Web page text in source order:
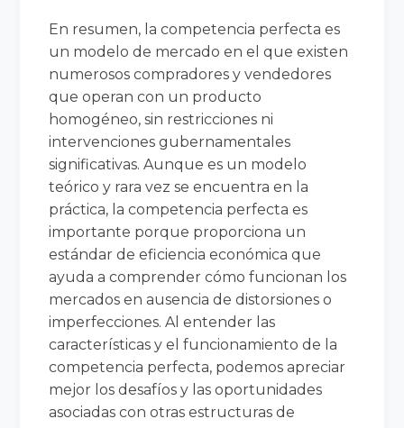
En resumen, la competencia perfecta es
un modelo de mercado en el que existen
numerosos compradores y vendedores
que operan con un producto
homogéneo, sin restricciones ni
intervenciones gubernamentales
significativas. Aunque es un modelo
teórico y rara vez se encuentra en la
práctica, la competencia perfecta es
importante porque proporciona un
estándar de eficiencia económica que
ayuda a comprender cómo funcionan los
mercados en ausencia de distorsiones o
imperfecciones. Al entender las
características y el funcionamiento de la
competencia perfecta, podemos apreciar
mejor los desafíos y las oportunidades
asociadas con otras estructuras de